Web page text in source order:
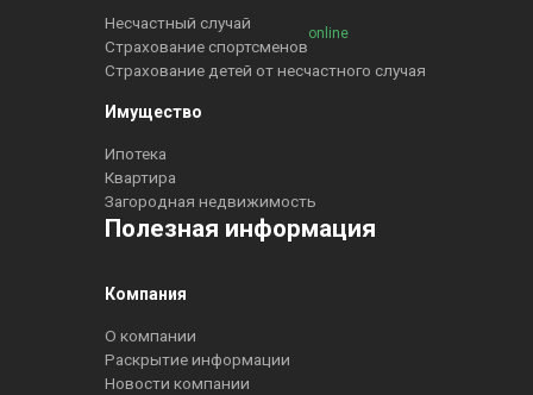
Несчастный случай
Страхование спортсменов
online
Страхование детей от несчастного случая
Имущество
Ипотека
Квартира
Загородная недвижимость
Полезная информация
Компания
О компании
Раскрытие информации
Новости компании